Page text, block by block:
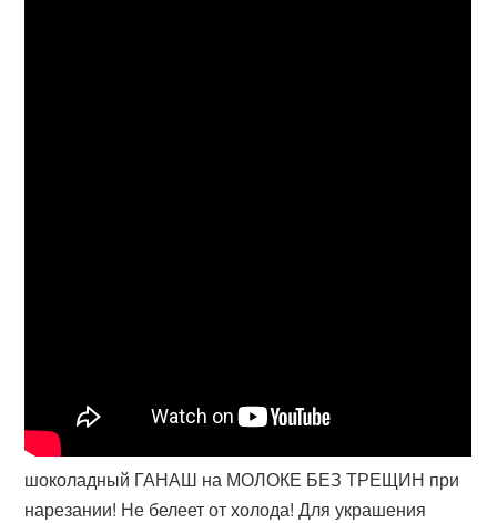
шоколадный ГАНАШ на МОЛОКЕ БЕЗ ТРЕЩИН при
нарезании! Не белеет от холода! Для украшения